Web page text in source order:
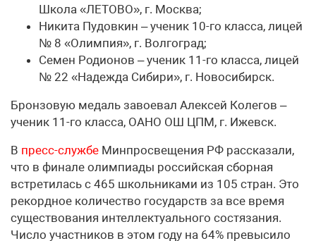
Школа «ЛЕТОВО», г. Москва;
Никита Пудовкин – ученик 10-го класса, лицей
№ 8 «Олимпия», г. Волгоград;
Семен Родионов – ученик 11-го класса, лицей
№ 22 «Надежда Сибири», г. Новосибирск.
Бронзовую медаль завоевал Алексей Колегов –
ученик 11-го класса, ОАНО ОШ ЦПМ, г. Ижевск.
В пресс-службе Минпросвещения РФ рассказали,
что в финале олимпиады российская сборная
встретилась с 465 школьниками из 105 стран. Это
рекордное количество государств за все время
существования интеллектуального состязания.
Число участников в этом году на 64% превысило